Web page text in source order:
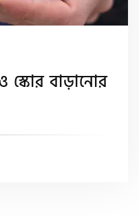
স্কোর বাড়ানোর